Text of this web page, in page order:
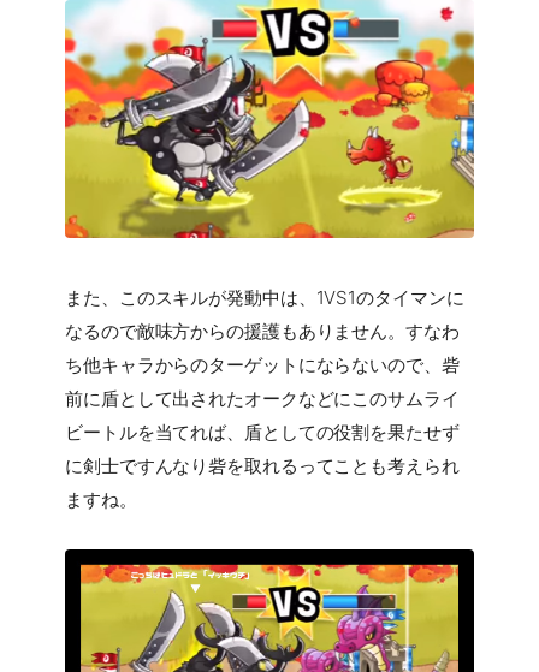
また、このスキルが発動中は、1VS1のタイマンに
なるので敵味方からの援護もありません。すなわ
ち他キャラからのターゲットにならないので、砦
前に盾として出されたオークなどにこのサムライ
ビートルを当てれば、盾としての役割を果たせず
に剣士ですんなり砦を取れるってことも考えられ
ますね。